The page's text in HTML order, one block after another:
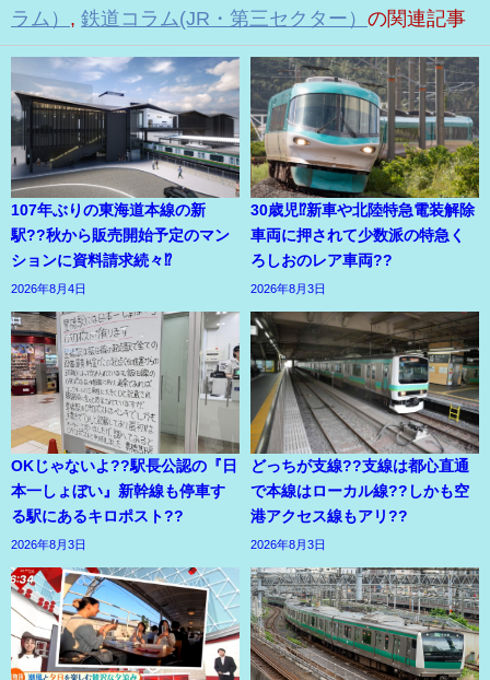
ラム） , 鉄道コラム(JR・第三セクター） の関連記事
107年ぶりの東海道本線の新
駅??秋から販売開始予定のマン
ションに資料請求続々⁉
2026年8月4日
30歳児⁉新車や北陸特急電装解除
車両に押されて少数派の特急く
ろしおのレア車両??
2026年8月3日
OKじゃないよ??駅長公認の『日
本一しょぼい』新幹線も停車す
る駅にあるキロポスト??
2026年8月3日
どっちが支線??支線は都心直通
で本線はローカル線??しかも空
港アクセス線もアリ??
2026年8月3日